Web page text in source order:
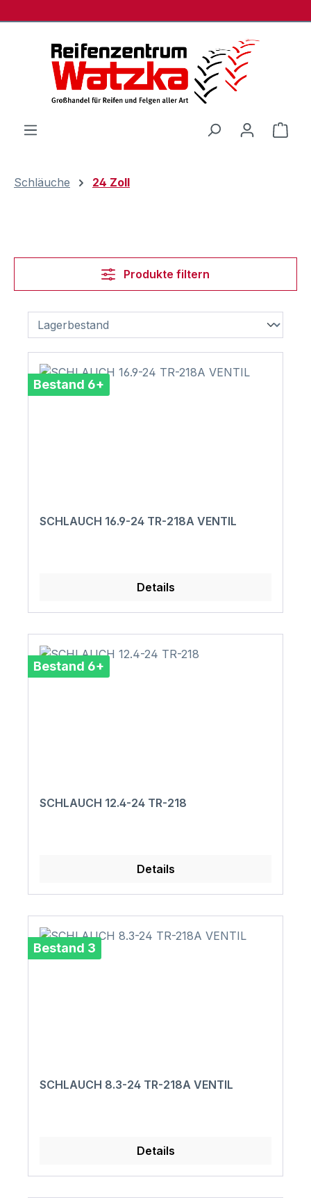
Schläuche 24 Zoll
Produkte filtern
Bestand 6+
SCHLAUCH 16.9-24 TR-218A VENTIL
Details
Bestand 6+
SCHLAUCH 12.4-24 TR-218
Details
Bestand 3
SCHLAUCH 8.3-24 TR-218A VENTIL
Details